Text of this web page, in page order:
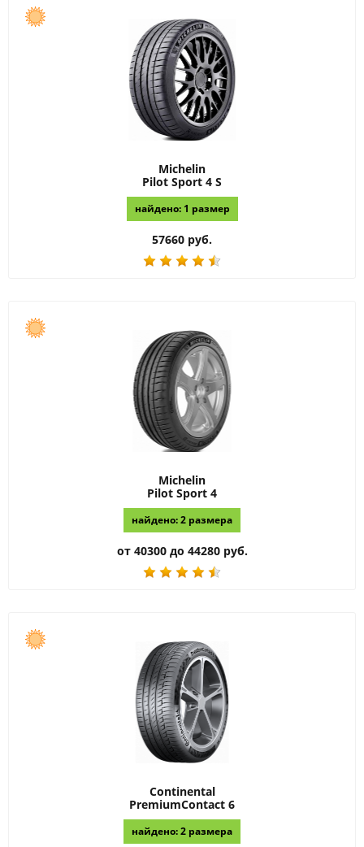
Michelin
Pilot Sport 4 S
найдено: 1 размер
57660 руб.
Michelin
Pilot Sport 4
найдено: 2 размера
от 40300 до 44280 руб.
Continental
PremiumContact 6
найдено: 2 размера